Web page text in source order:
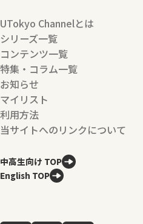
UTokyo Channelとは
シリーズ一覧
コンテンツ一覧
特集・コラム一覧
お知らせ
マイリスト
利用方法
当サイトへのリンクについて
中高生向け TOP
English TOP